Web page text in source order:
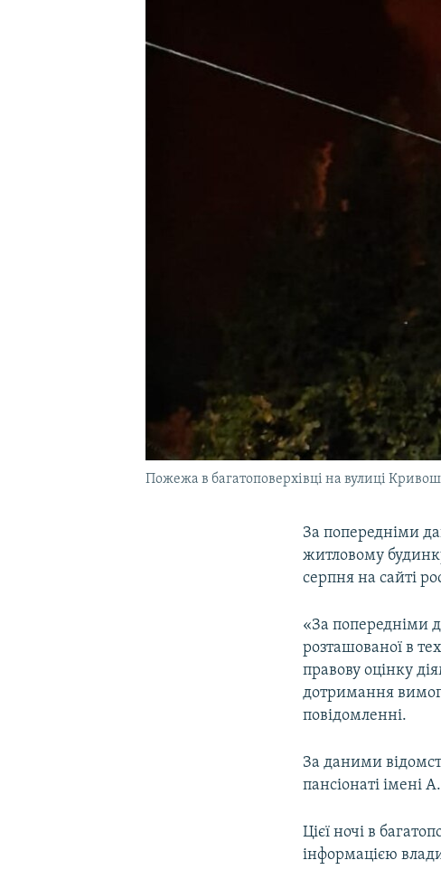
Пожежа в багатоповерхівці на вулиці
За попередніми
житловому
серпня на сайті
«За попередніми
розташованої в
правову оцінку
дотримання
повідомленні.
За даними
пансіонаті імені
Цієї ночі в
інформацією